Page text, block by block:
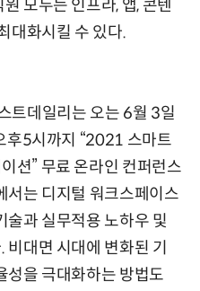
모두는 인프라, 앱, 콘텐
대화시킬 수 있다.
트데일리는 오는 6월 3일
후5시까지 “2021 스마트
션” 무료 온라인 컨퍼런스
서는 디지털 워크스페이스
술과 실무적용 노하우 및
대면 시대에 변화된 기
성을 극대화하는 방법도